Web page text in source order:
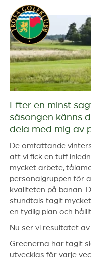
Efter en minst
säsongen känns
dela med mig av
De omfattande
att vi fick en tuff
mycket arbete,
personalgruppen för
kvaliteten på banan.
stundtals tagit
en tydlig plan och
Nu ser vi resultatet
Greenerna har tagit
utvecklas för varje